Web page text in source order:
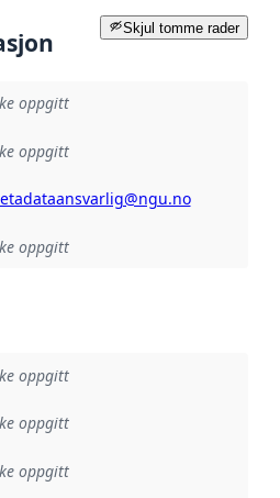
Skjul tomme rader
oppgitt
oppgitt
oppgitt
oppgitt
oppgitt
oppgitt